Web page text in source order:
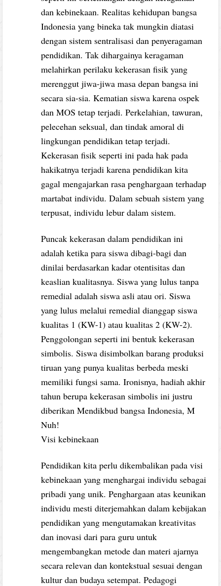
dan kebinekaan. Realitas kehidupan bangsa
Indonesia yang bineka tak mungkin diatasi
dengan sistem sentralisasi dan penyeragaman
pendidikan. Tak dihargainya keragaman
melahirkan perilaku kekerasan fisik yang
merenggut jiwa-jiwa masa depan bangsa ini
secara sia-sia. Kematian siswa karena ospek
dan MOS tetap terjadi. Perkelahian, tawuran,
pelecehan seksual, dan tindak amoral di
lingkungan pendidikan tetap terjadi.
Kekerasan fisik seperti ini pada hak pada
hakikatnya terjadi karena pendidikan kita
gagal mengajarkan rasa penghargaan terhadap
martabat individu. Dalam sebuah sistem yang
terpusat, individu lebur dalam sistem.
Puncak kekerasan dalam pendidikan ini
adalah ketika para siswa dibagi-bagi dan
dinilai berdasarkan kadar otentisitas dan
keaslian kualitasnya. Siswa yang lulus tanpa
remedial adalah siswa asli atau ori. Siswa
yang lulus melalui remedial dianggap siswa
kualitas 1 (KW-1) atau kualitas 2 (KW-2).
Penggolongan seperti ini bentuk kekerasan
simbolis. Siswa disimbolkan barang produksi
tiruan yang punya kualitas berbeda meski
memiliki fungsi sama. Ironisnya, hadiah akhir
tahun berupa kekerasan simbolis ini justru
diberikan Mendikbud bangsa Indonesia, M
Nuh!
Visi kebinekaan
Pendidikan kita perlu dikembalikan pada visi
kebinekaan yang menghargai individu sebagai
pribadi yang unik. Penghargaan atas keunikan
individu mesti diterjemahkan dalam kebijakan
pendidikan yang mengutamakan kreativitas
dan inovasi dari para guru untuk
mengembangkan metode dan materi ajarnya
secara relevan dan kontekstual sesuai dengan
kultur dan budaya setempat. Pedagogi